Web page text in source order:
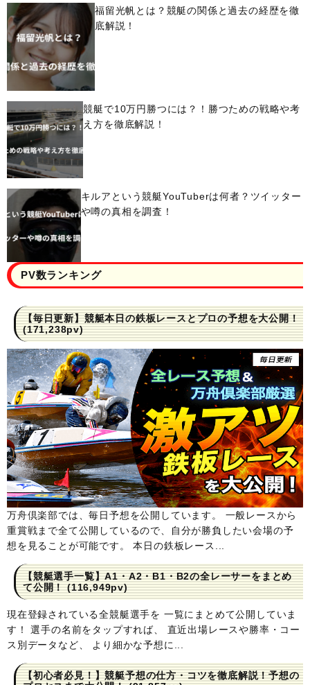
福留光帆とは？競艇の関係と過去の経歴を徹
底解説！
競艇で10万円勝つには？！勝つための戦略や考
え方を徹底解説！
キルアという競艇YouTuberは何者？ツイッター
や噂の真相を調査！
PV数ランキング
【毎日更新】競艇本日の鉄板レースとプロの予想を大公開！
(171,238pv)
万舟倶楽部では、毎日予想を公開しています。 一般レースから
重賞戦まで全て公開しているので、自分が勝負したい会場の予
想を見ることが可能です。 本日の鉄板レース...
【競艇選手一覧】A1・A2・B1・B2の全レーサーをまとめ
て公開！(116,949pv)
現在登録されている全競艇選手を 一覧にまとめて公開していま
す！ 選手の名前をタップすれば、 直近出場レースや勝率・コー
ス別データなど、 より細かな予想に...
【初心者必見！】競艇予想の仕方・コツを徹底解説！予想の